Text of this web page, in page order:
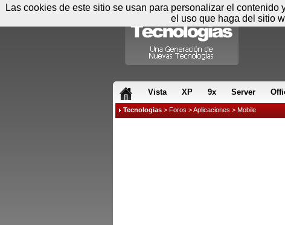
Vista XP 9x Server
Tecnologias > Foros >Aplicaciones > Mobile
Las cookies de este sitio se usan para personalizar el
el uso que haga del sitio